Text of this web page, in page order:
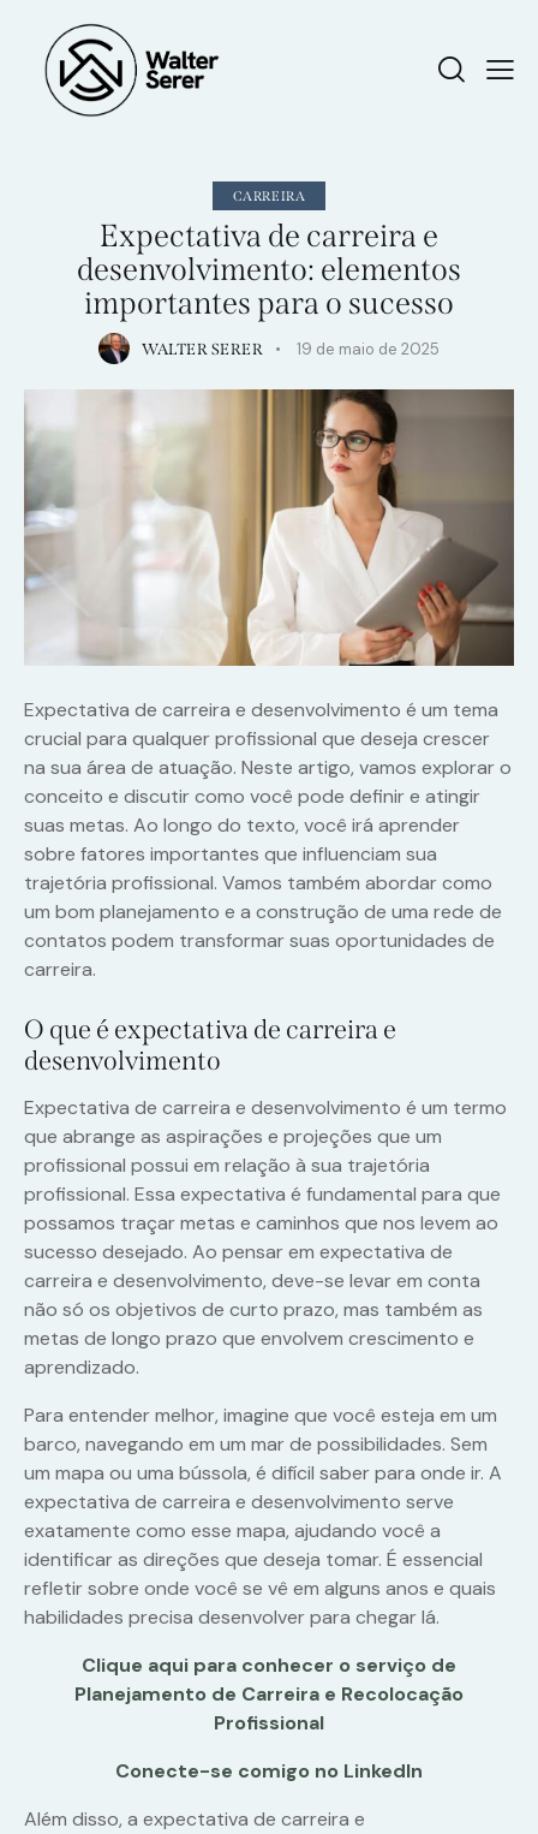
CARREIRA
Expectativa de carreira e
desenvolvimento: elementos
importantes para o sucesso
WALTER SERER 19 de maio de 2025
Expectativa de carreira e desenvolvimento é um tema
crucial para qualquer profissional que deseja crescer
na sua área de atuação. Neste artigo, vamos explorar o
conceito e discutir como você pode definir e atingir
suas metas. Ao longo do texto, você irá aprender
sobre fatores importantes que influenciam sua
trajetória profissional. Vamos também abordar como
um bom planejamento e a construção de uma rede de
contatos podem transformar suas oportunidades de
carreira.
O que é expectativa de carreira e
desenvolvimento
Expectativa de carreira e desenvolvimento é um termo
que abrange as aspirações e projeções que um
profissional possui em relação à sua trajetória
profissional. Essa expectativa é fundamental para que
possamos traçar metas e caminhos que nos levem ao
sucesso desejado. Ao pensar em expectativa de
carreira e desenvolvimento, deve-se levar em conta
não só os objetivos de curto prazo, mas também as
metas de longo prazo que envolvem crescimento e
aprendizado.
Para entender melhor, imagine que você esteja em um
barco, navegando em um mar de possibilidades. Sem
um mapa ou uma bússola, é difícil saber para onde ir. A
expectativa de carreira e desenvolvimento serve
exatamente como esse mapa, ajudando você a
identificar as direções que deseja tomar. É essencial
refletir sobre onde você se vê em alguns anos e quais
habilidades precisa desenvolver para chegar lá.
Clique aqui para conhecer o serviço de
Planejamento de Carreira e Recolocação
Profissional
Conecte-se comigo no LinkedIn
Além disso, a expectativa de carreira e